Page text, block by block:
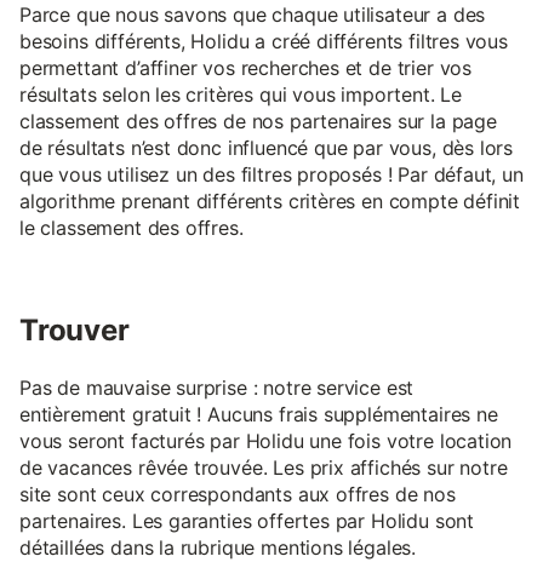
Parce que nous savons que chaque utilisateur a des
besoins différents, Holidu a créé différents filtres vous
permettant d’affiner vos recherches et de trier vos
résultats selon les critères qui vous importent. Le
classement des offres de nos partenaires sur la page
de résultats n’est donc influencé que par vous, dès lors
que vous utilisez un des filtres proposés ! Par défaut, un
algorithme prenant différents critères en compte définit
le classement des offres.
Trouver
Pas de mauvaise surprise : notre service est
entièrement gratuit ! Aucuns frais supplémentaires ne
vous seront facturés par Holidu une fois votre location
de vacances rêvée trouvée. Les prix affichés sur notre
site sont ceux correspondants aux offres de nos
partenaires. Les garanties offertes par Holidu sont
détaillées dans la rubrique mentions légales.